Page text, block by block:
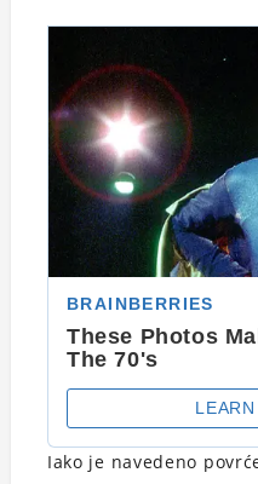
Iako je navedeno